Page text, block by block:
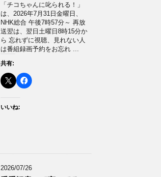
「チコちゃんに叱られる！」​
は、2026年7月31日金曜日、
NHK総合 午後7時57分～ 再放
送翌は、翌日土曜日8時15分か
ら 忘れずに視聴、見れない人
は番組録画予約をお忘れ …
共有:
いいね:
2026/07/26